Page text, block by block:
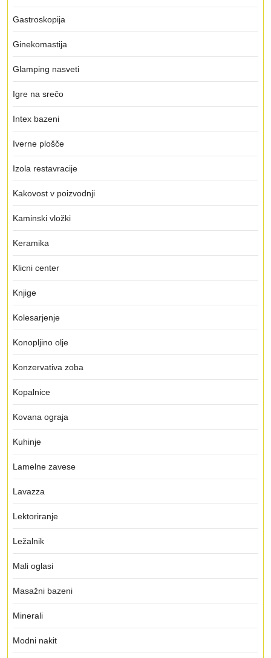
Gastroskopija
Ginekomastija
Glamping nasveti
Igre na srečo
Intex bazeni
Iverne plošče
Izola restavracije
Kakovost v poizvodnji
Kaminski vložki
Keramika
Klicni center
Knjige
Kolesarjenje
Konopljino olje
Konzervativa zoba
Kopalnice
Kovana ograja
Kuhinje
Lamelne zavese
Lavazza
Lektoriranje
Ležalnik
Mali oglasi
Masažni bazeni
Minerali
Modni nakit